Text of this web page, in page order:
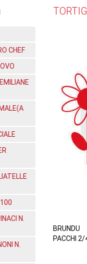
CHEF
N.
N.
BRUNDU
PACCHI